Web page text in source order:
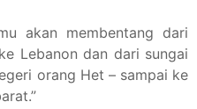
akan membentang dari
Lebanon dan dari sungai
orang Het – sampai ke